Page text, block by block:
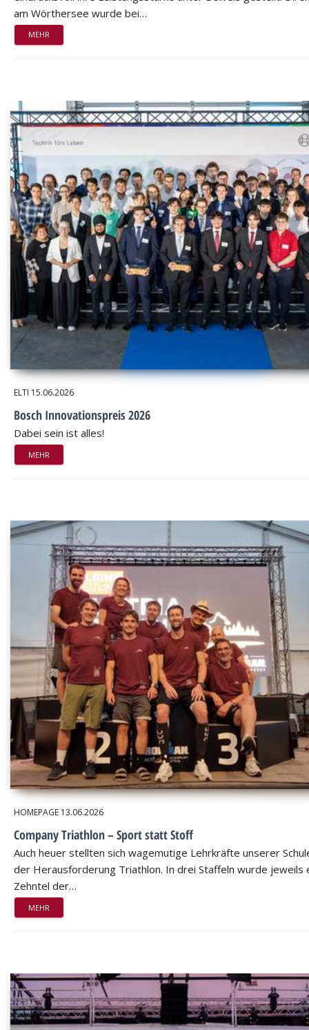
am Wörthersee wurde bei…
MEHR
ELTI 15.06.2026
Bosch Innovationspreis 2026
Dabei sein ist alles!
MEHR
HOMEPAGE 13.06.2026
Company Triathlon – Sport statt Stoff
Auch heuer stellten sich wagemutige Lehrkräfte unserer
der Herausforderung Triathlon. In drei Staffeln wurde jeweils
Zehntel der…
MEHR